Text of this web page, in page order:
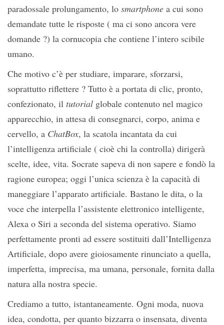
paradossale prolungamento, lo smartphone a cui sono
demandate tutte le risposte ( ma ci sono ancora vere
domande ?) la cornucopia che contiene l’intero scibile
umano.
Che motivo c’è per studiare, imparare, sforzarsi,
soprattutto riflettere ? Tutto è a portata di clic, pronto,
confezionato, il tutorial globale contenuto nel magico
apparecchio, in attesa di consegnarci, corpo, anima e
cervello, a ChatBox, la scatola incantata da cui
l’intelligenza artificiale ( cioè chi la controlla) dirigerà
scelte, idee, vita. Socrate sapeva di non sapere e fondò la
ragione europea; oggi l’unica scienza è la capacità di
maneggiare l’apparato artificiale. Bastano le dita, o la
voce che interpella l’assistente elettronico intelligente,
Alexa o Siri a seconda del sistema operativo. Siamo
perfettamente pronti ad essere sostituiti dall’Intelligenza
Artificiale, dopo avere gioiosamente rinunciato a quella,
imperfetta, imprecisa, ma umana, personale, fornita dalla
natura alla nostra specie.
Crediamo a tutto, istantaneamente. Ogni moda, nuova
idea, condotta, per quanto bizzarra o insensata, diventa